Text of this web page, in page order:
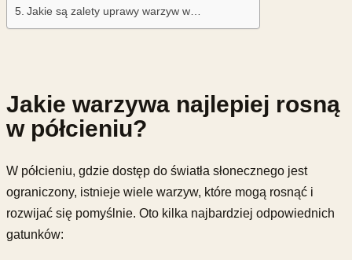
Jakie są zalety uprawy warzyw w…
Jakie warzywa najlepiej rosną
w półcieniu?
W półcieniu, gdzie dostęp do światła słonecznego jest
ograniczony, istnieje wiele warzyw, które mogą rosnąć i
rozwijać się pomyślnie. Oto kilka najbardziej odpowiednich
gatunków: